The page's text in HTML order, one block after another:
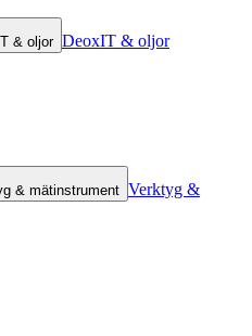
& oljor DeoxIT & oljor
& mätinstrument Verktyg &